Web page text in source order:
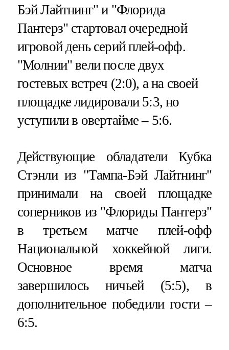
Бэй Лайтнинг" и "Флорида
Пантерз" стартовал очередной
игровой день серий плей-офф.
"Молнии" вели после двух
гостевых встреч (2:0), а на своей
площадке лидировали 5:3, но
уступили в овертайме – 5:6.
Действующие обладатели Кубка
Стэнли из "Тампа-Бэй Лайтнинг"
принимали на своей площадке
соперников из "Флориды Пантерз"
в третьем матче плей-офф
Национальной хоккейной лиги.
Основное время матча
завершилось ничьей (5:5), в
дополнительное победили гости –
6:5.